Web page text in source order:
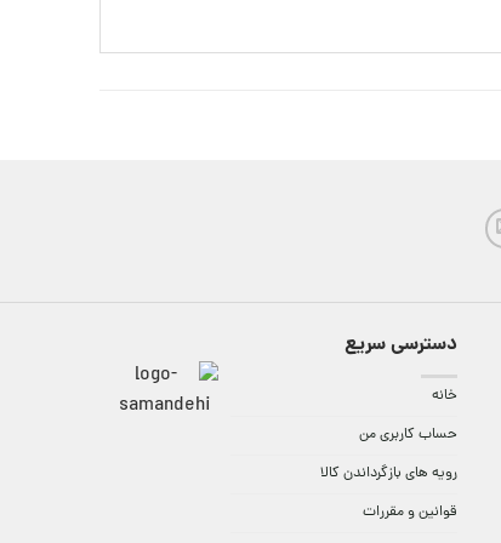
دسترسی سریع
خانه
حساب کاربری من
رویه های بازگرداندن کالا
قوانین و مقررات